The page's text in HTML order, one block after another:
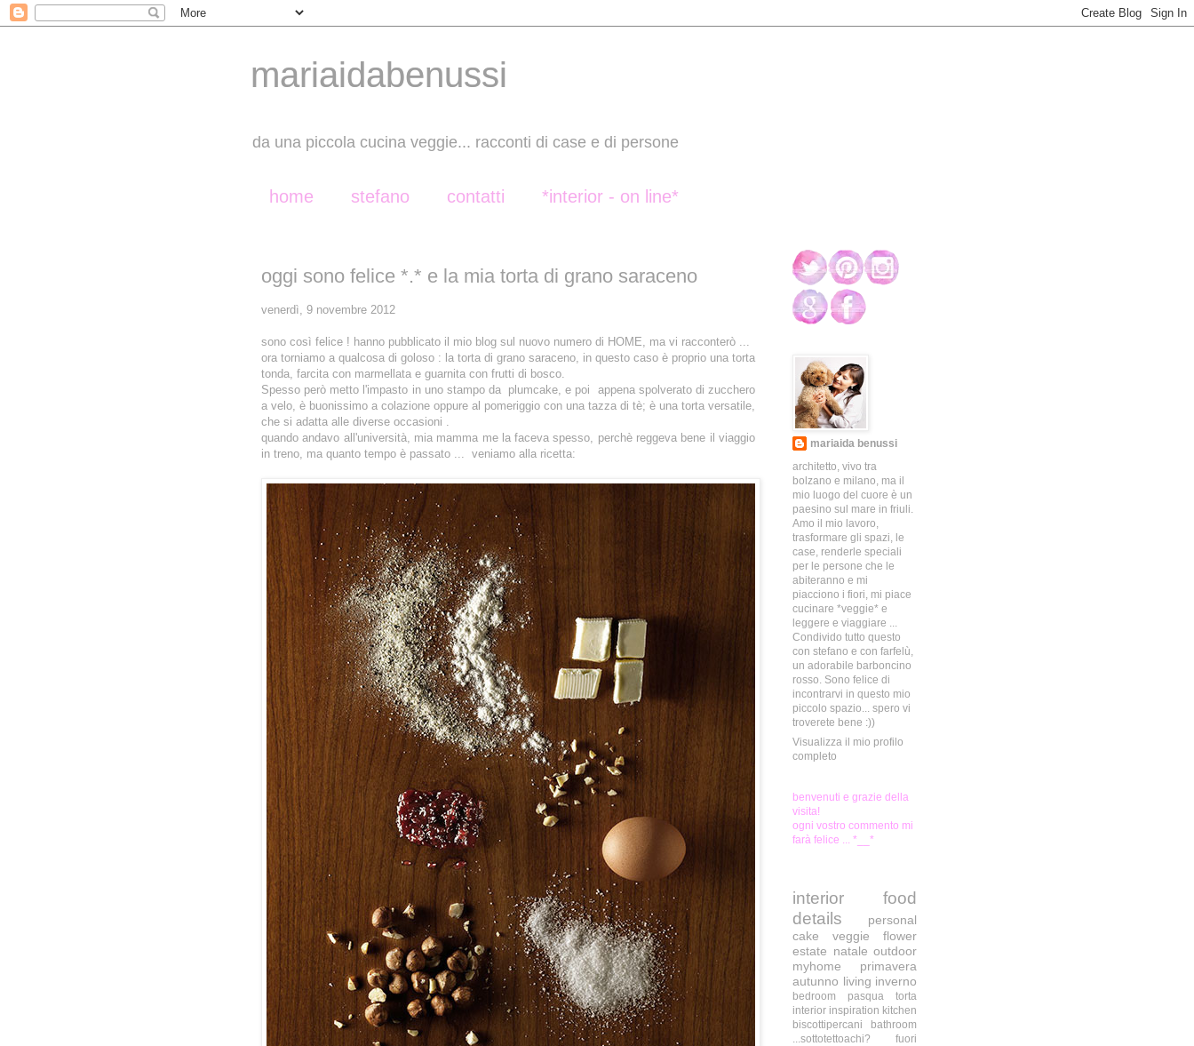
mariaidabenussi
da una piccola cucina veggie... racconti di case e di persone
home stefano contatti *interior - on line*
oggi sono felice *.* e la mia torta di grano saraceno
venerdì, 9 novembre 2012
sono così felice ! hanno pubblicato il mio blog sul nuovo numero di HOME, ma vi racconterò ...
ora torniamo a qualcosa di goloso : la torta di grano saraceno, in questo caso è proprio una torta
tonda, farcita con marmellata e guarnita con frutti di bosco.
Spesso però metto l'impasto in uno stampo da plumcake, e poi appena spolverato di zucchero
a velo, è buonissimo a colazione oppure al pomeriggio con una tazza di tè; è una torta versatile,
che si adatta alle diverse occasioni .
quando andavo all'università, mia mamma me la faceva spesso, perchè reggeva bene il viaggio
in treno, ma quanto tempo è passato ... veniamo alla ricetta:
mariaida benussi
architetto, vivo tra
bolzano e milano, ma il
mio luogo del cuore è un
paesino sul mare in friuli.
Amo il mio lavoro,
trasformare gli spazi, le
case, renderle speciali
per le persone che le
abiteranno e mi
piacciono i fiori, mi piace
cucinare *veggie* e
leggere e viaggiare ...
Condivido tutto questo
con stefano e con farfelù,
un adorabile barboncino
rosso. Sono felice di
incontrarvi in questo mio
piccolo spazio... spero vi
troverete bene :))
Visualizza il mio profilo
completo
benvenuti e grazie della
visita!
ogni vostro commento mi
farà felice ... *__*
interior
food
details
personal
cake
veggie
flower
estate natale outdoor
myhome
primavera
autunno living inverno
bedroom pasqua
torta
interior inspiration kitchen
biscottipercani
bathroom
...sottotettoachi?
fuori